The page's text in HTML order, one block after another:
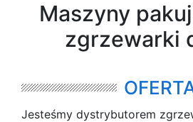
Maszyny
zgrzewarki
Jesteśmy dystrybutorem